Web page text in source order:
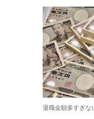
退職金額多すぎな